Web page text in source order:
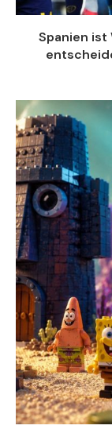
Spanien